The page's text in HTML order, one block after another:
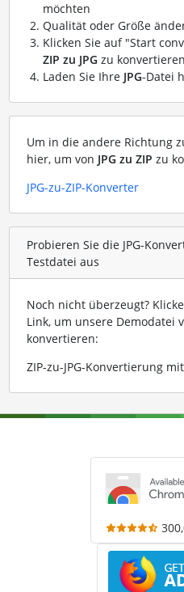
möchten
Qualität oder Größe
Klicken Sie auf "Start
ZIP zu JPG zu konvertieren
Laden Sie Ihre JPG-Datei
Um in die andere Richtung
hier, um von JPG zu ZIP zu
JPG-zu-ZIP-Konverter
Probieren Sie die JPG-
Testdatei aus
Noch nicht überzeugt?
Link, um unsere Demodatei
konvertieren:
ZIP-zu-JPG-Konvertierung